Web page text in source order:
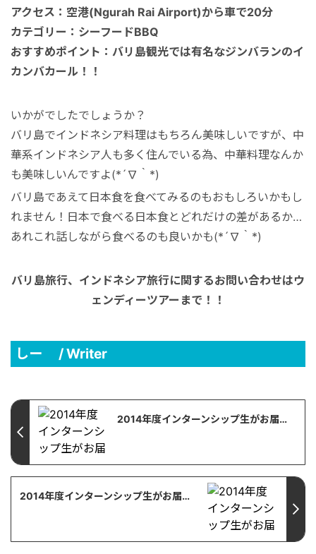
アクセス：空港(Ngurah Rai Airport)から車で20分
カテゴリー：シーフードBBQ
おすすめポイント：バリ島観光では有名なジンバランのイ
カンバカール！！
いかがでしたでしょうか？
バリ島でインドネシア料理はもちろん美味しいですが、中
華系インドネシア人も多く住んでいる為、中華料理なんか
も美味しいんですよ(*´∇｀*)
バリ島であえて日本食を食べてみるのもおもしろいかもし
れません！日本で食べる日本食とどれだけの差があるか…
あれこれ話しながら食べるのも良いかも(*´∇｀*)
バリ島旅行、インドネシア旅行に関するお問い合わせはウ
ェンディーツアーまで！！
しー / Writer
2014年度インターンシップ生がお届けするバリ島情報／ホテル編＆スパ編【バリ島・観光情報】【まとめ】
2014年度インターンシップ生がお届けするバリ島情報／その他偏【バリ島・観光情報】【まとめ】